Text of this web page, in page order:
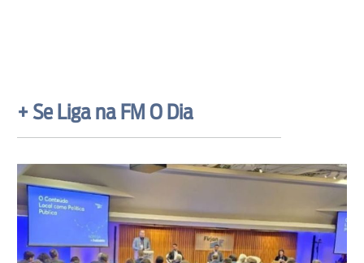
+ Se Liga na FM O Dia